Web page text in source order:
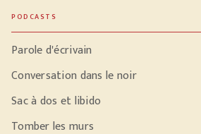
PODCASTS
Parole d'écrivain
Conversation dans le noir
Sac à dos et libido
Tomber les murs